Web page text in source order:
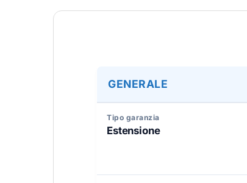
GENERALE
Tipo garanzia
Estensione